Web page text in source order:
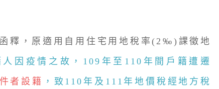
，原適用自用住宅用地稅率(2‰)課徵地
人因疫情之故，109年至110年間戶籍遭遷
者設籍
，致110年及111年地價稅經地方稅